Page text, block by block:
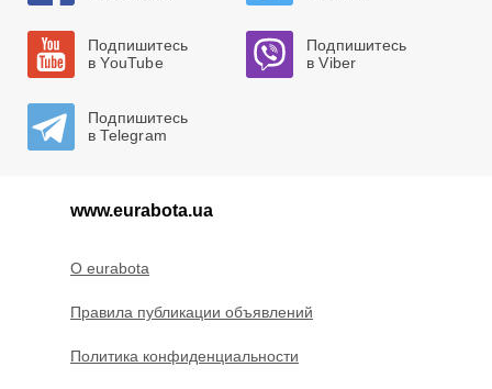
Подпишитесь
в YouTube
Подпишитесь
в Viber
Подпишитесь
в Telegram
www.eurabota.ua
O eurabota
Правила публикации объявлений
Политика конфиденциальности